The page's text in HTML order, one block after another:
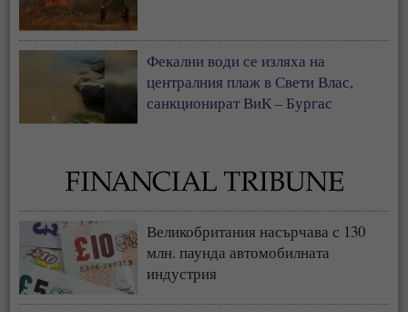
Фекални води се изляха на
централния плаж в Свети Влас,
санкционират ВиК – Бургас
Великобритания насърчава с 130
млн. паунда автомобилната
индустрия